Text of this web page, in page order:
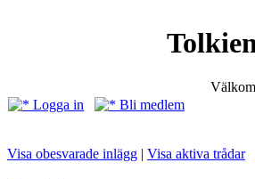
Logga in
Bli medlem
Visa obesvarade inlägg | Visa aktiva trådar